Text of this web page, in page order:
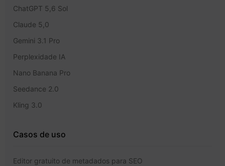
ChatGPT 5,6 Sol
Claude 5,0
Gemini 3.1 Pro
Perplexidade IA
Nano Banana Pro
Seedance 2.0
Kling 3.0
Casos de uso
Editor gratuito de metadados para SEO